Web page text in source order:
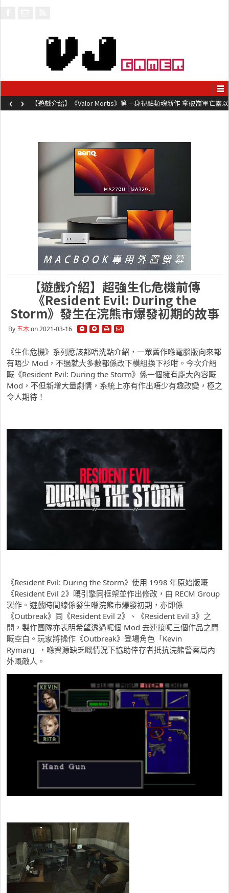
【遊戲介紹】《Valor Mortis》第一身視點類魂新作 拿破崙軍亡靈以
槍械劍與魔法殺敵
‹ ›
【遊戲介紹】超強生化危機前傳
《Resident Evil: During the
Storm》發生在浣熊市爆發初期的故事
By五木on 2021-03-16
《生化危機》系列應該都唔洗點介紹，一眾舊作喺電腦版向來都
有唔少 Mod，不過就大多數都係改下模組換下衫咁。今次介紹
嘅《Resident Evil: During the Storm》係一個擁有龐大內容嘅
Mod，不但新增大量劇情，系統上亦有作出唔少有趣改變，極之
令人期待！
《Resident Evil: During the Storm》使用 1998 年原始版嘅
《Resident Evil 2》嘅引擎同框架並作出修改，由 RECM Group
製作。遊戲時間線係發生喺浣熊市爆發初期，亦即係
《Outbreak》同《Resident Evil 2》、《Resident Evil 3》之
間，製作團隊亦表明希望透過呢個 Mod 去連接呢三個作品之間
嘅空白。玩家將操作《Outbreak》登場角色「Kevin
Ryman」，喺資源缺乏嘅情況下協助倖存者抵抗浣熊警察局內
外嘅敵人。